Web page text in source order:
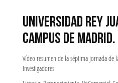
UNIVERSIDAD REY
CAMPUS DE MADRID.
Vídeo resumen de la séptima jornada de
Investigadores